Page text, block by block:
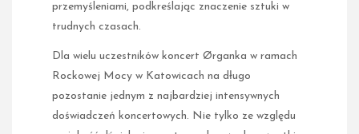
przemyśleniami, podkreślając znaczenie sztuki w
trudnych czasach.
Dla wielu uczestników koncert Ørganka w ramach
Rockowej Mocy w Katowicach na długo
pozostanie jednym z najbardziej intensywnych
doświadczeń koncertowych. Nie tylko ze względu